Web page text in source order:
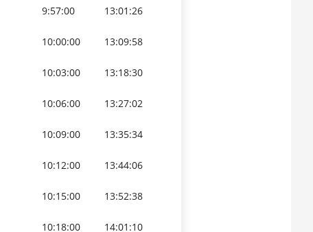
9:57:00 13:01:26
10:00:00 13:09:58
10:03:00 13:18:30
10:06:00 13:27:02
10:09:00 13:35:34
10:12:00 13:44:06
10:15:00 13:52:38
10:18:00 14:01:10